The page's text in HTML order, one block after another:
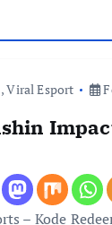
Viral Esport
– Kode